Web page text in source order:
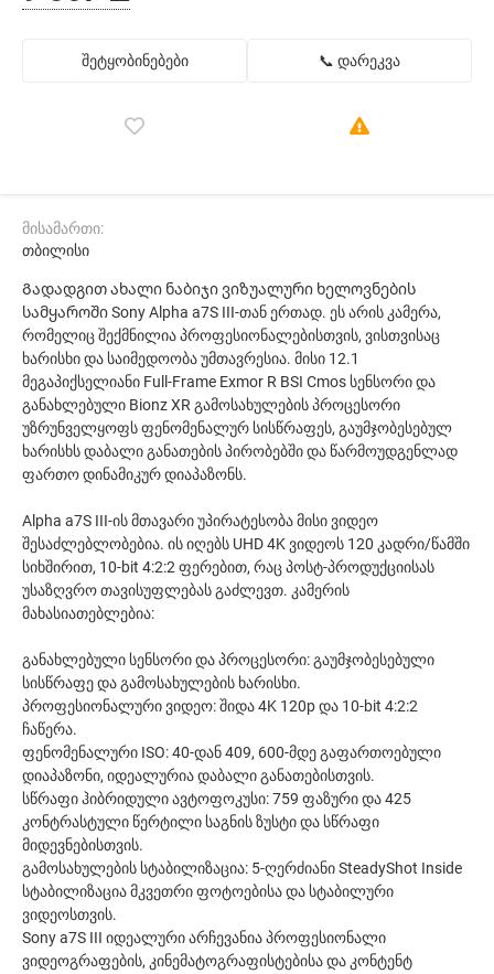
შეტყობინებები 📞 დარეკვა
მისამართი:
თბილისი
Გადადგით ახალი ნაბიჯი ვიზუალური ხელოვნების
სამყაროში Sony Alpha a7S III-თან ერთად. ეს არის კამერა,
რომელიც შექმნილია პროფესიონალებისთვის, ვისთვისაც
ხარისხი და საიმედოობა უმთავრესია. მისი 12.1
მეგაპიქსელიანი Full-Frame Exmor R BSI Cmos სენსორი და
განახლებული Bionz XR გამოსახულების პროცესორი
უზრუნველყოფს ფენომენალურ სისწრაფეს, გაუმჯობესებულ
ხარისხს დაბალი განათების პირობებში და წარმოუდგენლად
ფართო დინამიკურ დიაპაზონს.
Alpha a7S III-ის მთავარი უპირატესობა მისი ვიდეო
შესაძლებლობებია. ის იღებს UHD 4K ვიდეოს 120 კადრი/წამში
სიხშირით, 10-bit 4:2:2 ფერებით, რაც პოსტ-პროდუქციისას
უსაზღვრო თავისუფლებას გაძლევთ. კამერის
მახასიათებლებია:
განახლებული სენსორი და პროცესორი: გაუმჯობესებული
სისწრაფე და გამოსახულების ხარისხი.
პროფესიონალური ვიდეო: შიდა 4K 120p და 10-bit 4:2:2
ჩაწერა.
ფენომენალური ISO: 40-დან 409, 600-მდე გაფართოებული
დიაპაზონი, იდეალურია დაბალი განათებისთვის.
სწრაფი ჰიბრიდული ავტოფოკუსი: 759 ფაზური და 425
კონტრასტული წერტილი საგნის ზუსტი და სწრაფი
მიდევნებისთვის.
გამოსახულების სტაბილიზაცია: 5-ღერძიანი SteadyShot Inside
სტაბილიზაცია მკვეთრი ფოტოებისა და სტაბილური
ვიდეოსთვის.
Sony a7S III იდეალური არჩევანია პროფესიონალი
ვიდეოგრაფების, კინემატოგრაფისტებისა და კონტენტ